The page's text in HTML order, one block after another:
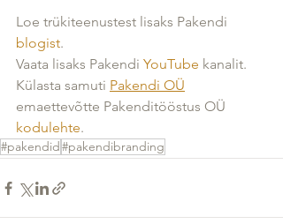
Loe trükiteenustest lisaks Pakendi
blogist.
Vaata lisaks Pakendi YouTube kanalit.
Külasta samuti Pakendi OÜ
emaettevõtte Pakenditööstus OÜ
kodulehte.
#pakendid #pakendibranding